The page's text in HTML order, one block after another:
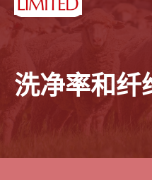
洗净率和纤